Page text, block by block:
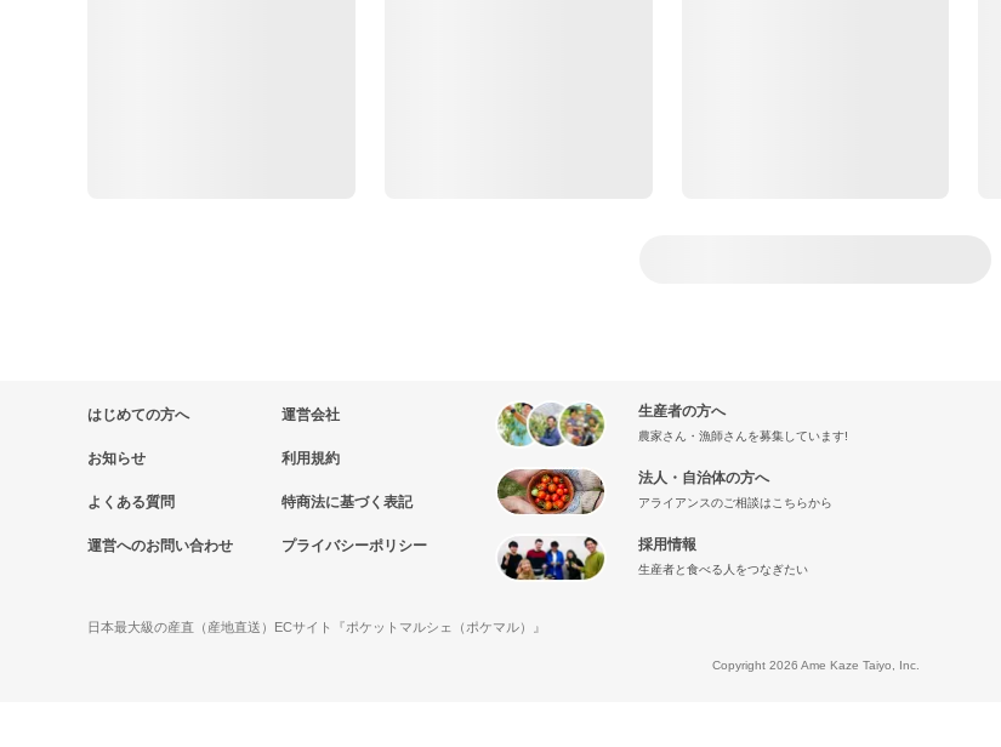
はじめての方へ
お知らせ
よくある質問
運営へのお問い合わせ
運営会社
利用規約
特商法に基づく表記
プライバシーポリシー
生産者の方へ
農家さん・漁師さんを募集しています!
法人・自治体の方へ
アライアンスのご相談はこちらから
採用情報
生産者と食べる人をつなぎたい
日本最大級の産直（産地直送）ECサイト『ポケットマルシェ（ポケマル）』
Copyright 2026 Ame Kaze Taiyo, Inc.